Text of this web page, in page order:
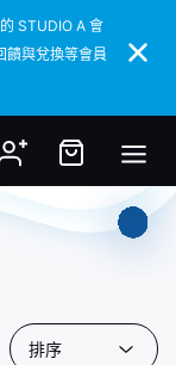
STUDIO A 會
饋與兌換等會員
STUDIO A 會
饋與兌換等會員
排序